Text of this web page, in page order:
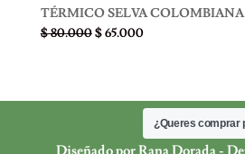
$ 55.000.$ 45.000.
original
era:
actual
es:
TÉRMICO SELVA COLOMBIANA
$80.000El
$ 80.000.
$65.000El
$ 65.000.
Diseñado por Rana Dorada -
¿Queres comprar